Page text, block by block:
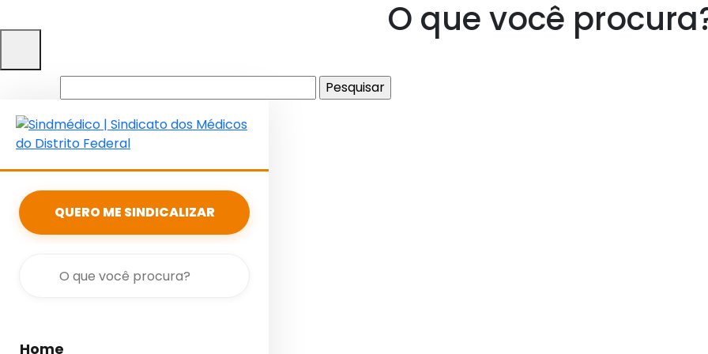
O que você
por:
QUERO ME SINDICALIZAR
Home